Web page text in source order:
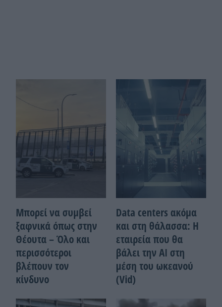
Μπορεί να συμβεί
ξαφνικά όπως στην
Θέουτα – Όλο και
περισσότεροι
βλέπουν τον
κίνδυνο
Data centers ακόμα
και στη θάλασσα: Η
εταιρεία που θα
βάλει την ΑΙ στη
μέση του ωκεανού
(Vid)